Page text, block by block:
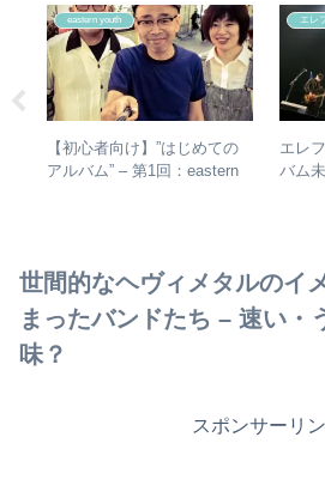
eastern youth
【初心者向け】”はじめての
アルバム” – 第1回：eastern
エレ
エレ
バム
世間的なヘヴィメタルのイ
まったバンドたち – 速い・
味？
スポンサーリ